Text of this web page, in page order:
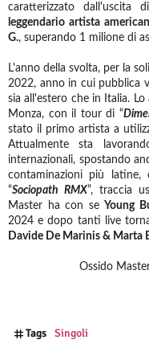
caratterizzato dall'uscita
leggendario artista
G., superando 1 milione di
L'anno della svolta, per la
2022, anno in cui pubblica
sia all'estero che in Italia.
Monza, con il tour di “
stato il primo artista a
Attualmente sta
internazionali, spostando
contaminazioni più latine,
“Sociopath RMX”, traccia
Master ha con se Young
2024 e dopo tanti live
Davide De Marinis & Marta
Ossido
Tags Singoli